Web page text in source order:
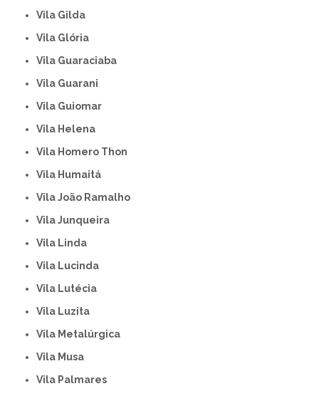
Vila Gilda
Vila Glória
Vila Guaraciaba
Vila Guarani
Vila Guiomar
Vila Helena
Vila Homero Thon
Vila Humaitá
Vila João Ramalho
Vila Junqueira
Vila Linda
Vila Lucinda
Vila Lutécia
Vila Luzita
Vila Metalúrgica
Vila Musa
Vila Palmares